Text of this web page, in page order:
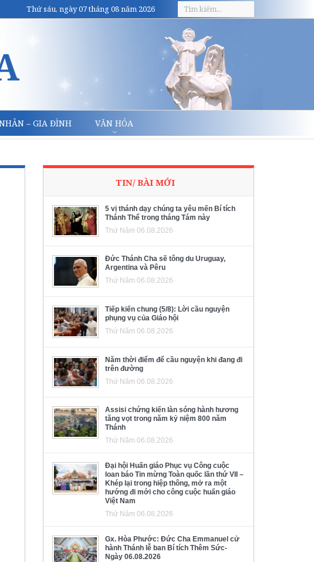
Thứ sáu, ngày 07 tháng 08 năm 2026
– GIA ĐÌNH VĂN HÓA
TIN/ BÀI MỚI
5 vị thánh dạy chúng ta yêu mến Bí tích
Thánh Thể trong tháng Tám này
Thứ Năm 06.08.2026
Đức Thánh Cha sẽ tông du Uruguay,
Argentina và Pêru
Thứ Năm 06.08.2026
Tiếp kiến chung (5/8): Lời cầu nguyện
phụng vụ của Giáo hội
Thứ Năm 06.08.2026
Năm thời điểm để cầu nguyện khi đang đi
trên đường
Thứ Năm 06.08.2026
Assisi chứng kiến làn sóng hành hương
tăng vọt trong năm kỷ niệm 800 năm
Thánh
Thứ Năm 06.08.2026
Đại hội Huấn giáo Phục vụ Công cuộc
loan báo Tin mừng Toàn quốc lần thứ VII –
Khép lại trong hiệp thông, mở ra một
hướng đi mới cho công cuộc huấn giáo
Việt Nam
Thứ Năm 06.08.2026
Gx. Hòa Phước: Đức Cha Emmanuel cử
hành Thánh lễ ban Bí tích Thêm Sức-
Ngày 06.08.2026